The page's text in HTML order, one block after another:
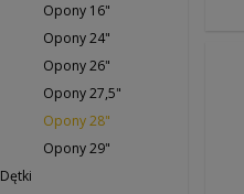
Opony 16"
Opony 24"
Opony 26"
Opony 27,5"
Opony 28"
Opony 29"
Dętki